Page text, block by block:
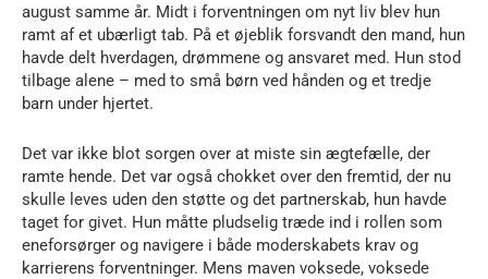
august samme år. Midt i forventningen om nyt liv blev hun
ramt af et ubærligt tab. På et øjeblik forsvandt den mand, hun
havde delt hverdagen, drømmene og ansvaret med. Hun stod
tilbage alene – med to små børn ved hånden og et tredje
barn under hjertet.
Det var ikke blot sorgen over at miste sin ægtefælle, der
ramte hende. Det var også chokket over den fremtid, der nu
skulle leves uden den støtte og det partnerskab, hun havde
taget for givet. Hun måtte pludselig træde ind i rollen som
eneforsørger og navigere i både moderskabets krav og
karrierens forventninger. Mens maven voksede, voksede